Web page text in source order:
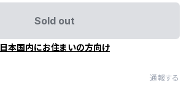
Sold out
日本国内にお住まいの方向け
通報する